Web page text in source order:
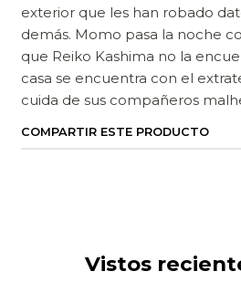
exterior que les han robado
demás. Momo pasa la noche
que Reiko Kashima no la
casa se encuentra con el
cuida de sus compañeros
COMPARTIR ESTE PRODUCTO
Vistos